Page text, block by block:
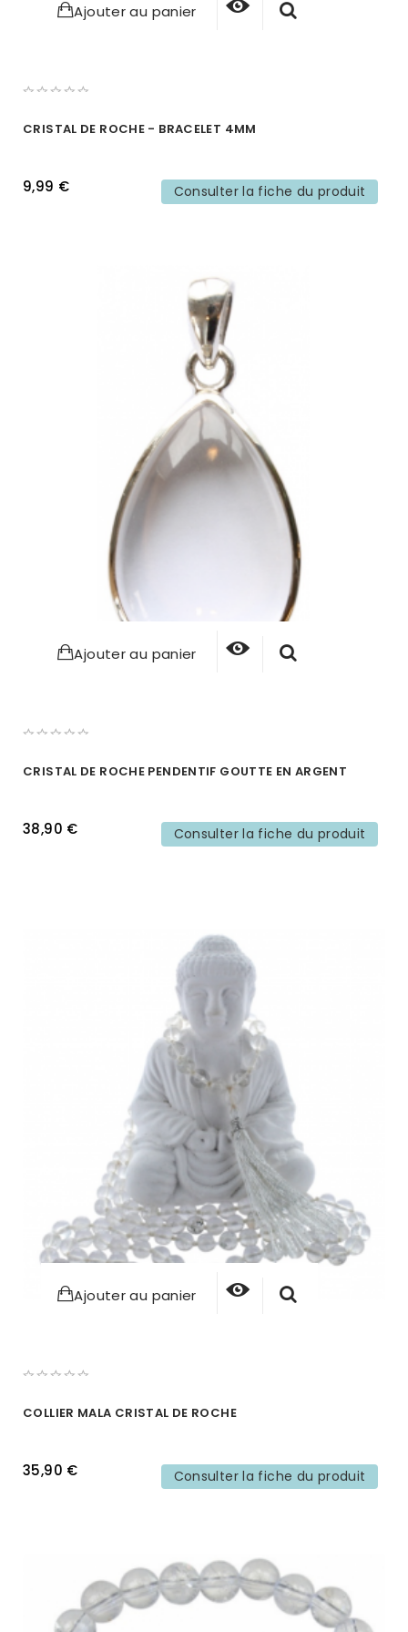
Ajouter au panier
CRISTAL DE ROCHE - BRACELET 4MM
9,99 € Consulter la fiche du produit
Ajouter au panier
CRISTAL DE ROCHE PENDENTIF GOUTTE EN ARGENT
38,90 € Consulter la fiche du produit
Ajouter au panier
COLLIER MALA CRISTAL DE ROCHE
35,90 € Consulter la fiche du produit